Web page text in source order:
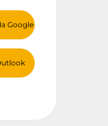
Google